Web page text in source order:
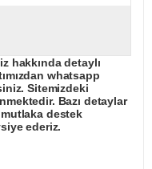
hakkında detaylı
whatsapp
Sitemizdeki
Bazı detaylar
destek
ederiz.